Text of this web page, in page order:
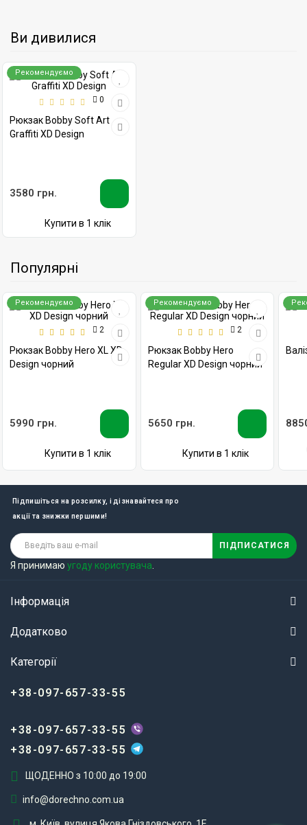
Ви дивилися
Рекомендуємо
0
Рюкзак Bobby Soft Art
Graffiti XD Design
3580 грн.
Купити в 1 клік
Популярні
Рекомендуємо
2
Рюкзак Bobby Hero XL XD
Design чорний
5990 грн.
Купити в 1 клік
Рекомендуємо
2
Рюкзак Bobby Hero
Regular XD Design чорний
5650 грн.
Купити в 1 клік
Підпишіться на розсилку, і дізнавайтеся про
акції та знижки першими!
ПІДПИСАТИСЯ
Я принимаю угоду користувача
Інформація
Додатково
Категорії
+38-097-657-33-55
+38-097-657-33-55
+38-097-657-33-55
ЩОДЕННО з 10:00 до 19:00
info@dorechno.com.ua